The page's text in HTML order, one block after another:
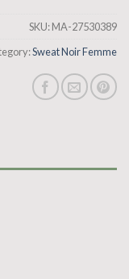
SKU:MA-27530389
Sweat Noir Femme